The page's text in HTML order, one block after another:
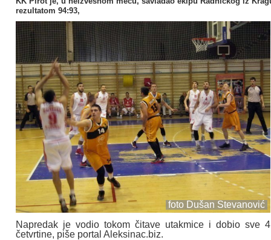
rezultatom 94:93,
foto Dušan Stevanović
Napredak je vodio tokom čitave utakmice i dobio sve 4
četvrtine, piše portal Aleksinac.biz.